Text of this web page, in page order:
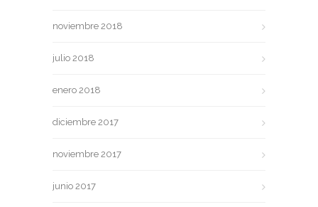
noviembre 2018
julio 2018
enero 2018
diciembre 2017
noviembre 2017
junio 2017